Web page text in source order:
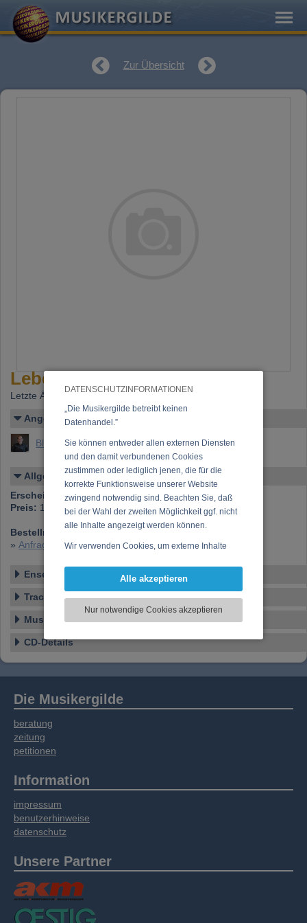
DATENSCHUTZINFORMATIONEN
„Die Musikergilde betreibt keinen
Datenhandel.”
Sie können entweder allen externen Diensten
und den damit verbundenen Cookies
zustimmen oder lediglich jenen, die für die
korrekte Funktionsweise unserer Website
zwingend notwendig sind. Beachten Sie, daß
bei der Wahl der zweiten Möglichkeit ggf. nicht
alle Inhalte angezeigt werden können.
Wir verwenden Cookies, um externe Inhalte
Funktionen für soziale Medien anbieten zu
zu analysieren. Dabei werden ggf.
Informationen zu Ihrer Verwendung unserer
soziale Medien, Werbung und Analysen
oder die sie im Rahmen Ihrer Nutzung der
Dienste gesammelt haben.
Alle akzeptieren
Nur notwendige Cookies akzeptieren
Zur Übersicht
Lebensfreude und Harmonie
Letzte Änderung: 31.08.2009
Angelegt von
Blechinger, Alexander
Allgemeines
Erscheinen bei:Harmonia Classica Records
Preis: 14,00 €
Bestellnummer:
»Anfrage zu dieser CD
Ensemble
Tracklist
Musikstile
CD-Details
Die Musikergilde
beratung
zeitung
petitionen
Information
impressum
benutzerhinweise
datenschutz
Unsere Partner